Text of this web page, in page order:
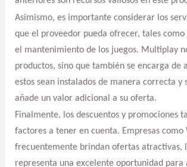
Asimismo, es importante considerar los
que el proveedor pueda ofrecer, tales
el mantenimiento de los juegos. Multiplay
productos, sino que también se encarga de
estos sean instalados de manera correcta y
añade un valor adicional a su oferta.
Finalmente, los descuentos y promociones
factores a tener en cuenta. Empresas como
frecuentemente brindan ofertas atractivas,
representa una excelente oportunidad para